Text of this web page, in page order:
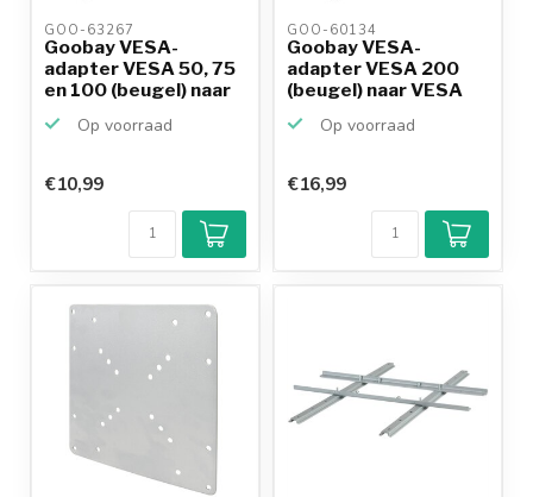
GOO-63267
Goobay VESA-
adapter VESA 50, 75
en 100 (beugel) naar
Op voorraad
€10,99
GOO-60134
Goobay VESA-
adapter VESA 200
(beugel) naar VESA
Op voorraad
€16,99